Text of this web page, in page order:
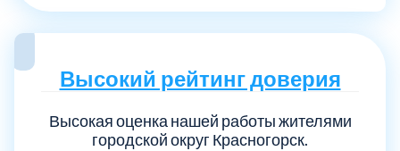
Высокий рейтинг доверия
Высокая оценка нашей работы жителями
городской округ Красногорск.